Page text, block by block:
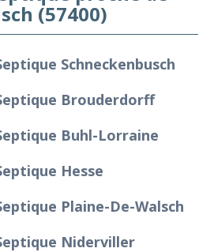
(57400)
Schneckenbusch
Brouderdorff
Buhl-Lorraine
Hesse
Plaine-De-Walsch
Niderviller